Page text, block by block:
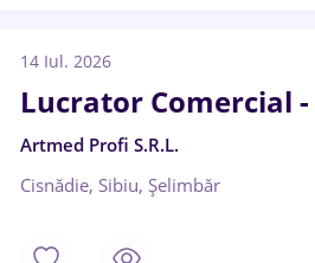
14 Iul. 2026
Lucrator Comercial
Artmed Profi S.R.L.
Cisnădie, Sibiu, Șelimbăr